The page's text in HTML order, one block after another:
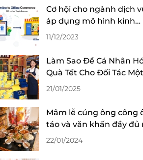
Cơ hội cho ngành dịch
áp dụng mô hình kinh
doanh O2O
11/12/2023
Làm Sao Để Cá Nhân
Quà Tết Cho Đối Tác Một
Cách Tinh Tế?
21/01/2025
Mâm lễ cúng ông công
táo và văn khấn đầy đủ
2024
22/01/2024